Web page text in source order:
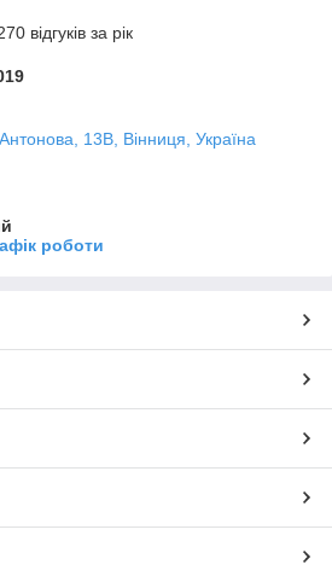
відгуків за рік
13В, Вінниця, Україна
роботи